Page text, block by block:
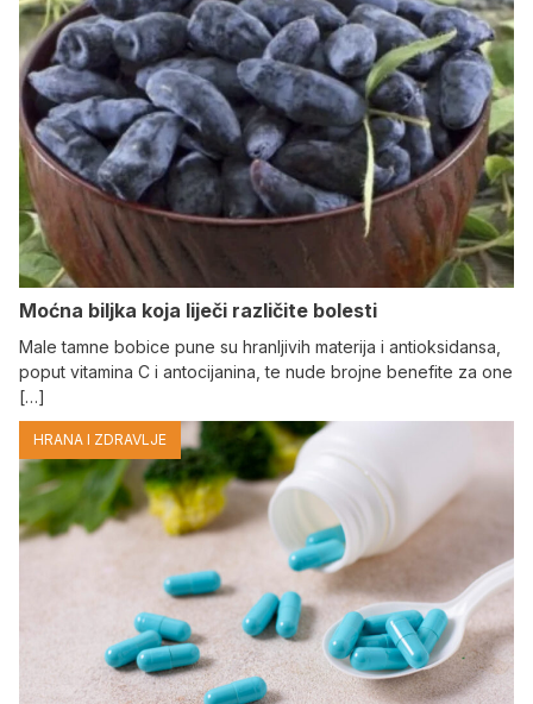
Moćna biljka koja liječi različite bolesti
Male tamne bobice pune su hranljivih materija i antioksidansa,
poput vitamina C i antocijanina, te nude brojne benefite za one
[…]
HRANA I ZDRAVLJE